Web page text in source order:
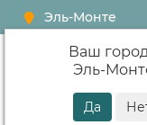
Эль-Монте
Ваш
Эль-